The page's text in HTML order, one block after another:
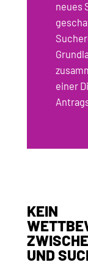
neues
einer
KEIN
UND